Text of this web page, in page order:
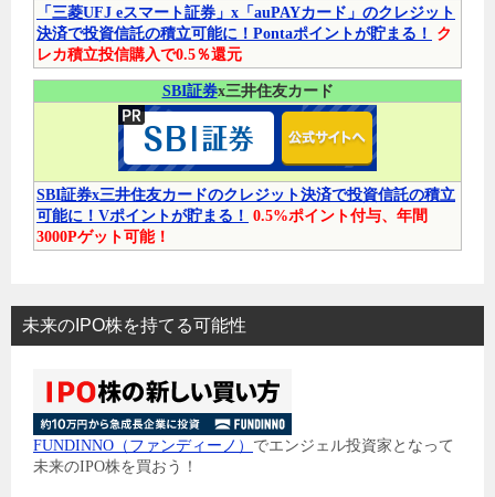
「三菱UFJ eスマート証券」x「auPAYカード」のクレジット
決済で投資信託の積立可能に！Pontaポイントが貯まる！
ク
レカ積立投信購入で0.5％還元
SBI証券x三井住友カード
SBI証券x三井住友カードのクレジット決済で投資信託の積立
可能に！Vポイントが貯まる！ 0.5%ポイント付与、年間
3000Pゲット可能！
未来のIPO株を持てる可能性
FUNDINNO（ファンディーノ） でエンジェル投資家となって
未来のIPO株を買おう！